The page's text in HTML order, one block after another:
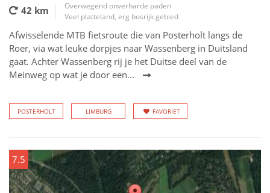
42 km
Overwegend onverharde paden
Veel platteland, erg bosrijk gebied
Afwisselende MTB fietsroute die van Posterholt langs de
Roer, via wat leuke dorpjes naar Wassenberg in Duitsland
gaat. Achter Wassenberg rij je het Duitse deel van de
Meinweg op wat je door een...
POSTERHOLT LIMBURG FAVORIET
7.5